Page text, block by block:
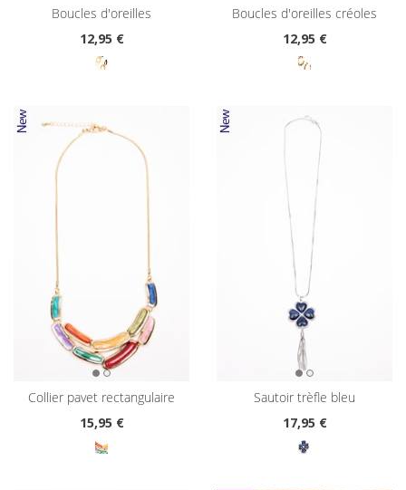
boucles d'oreilles
12,95 €
boucles d'oreilles créoles
12,95 €
collier pavet rectangulaire
15,95 €
sautoir trèfle bleu
17,95 €